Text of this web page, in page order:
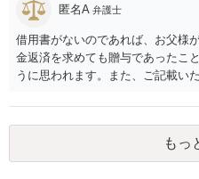
匿名A 弁護士
借用書がないのであれば、お父様
金返済を求めても贈与であったこ
うに思われます。また、ご記載い
すので、現時点であなたがお父様
てもらうために講じておける策は
お父様が認知症等で日常の買い物
力が失われた状況になれば、家庭
もっ